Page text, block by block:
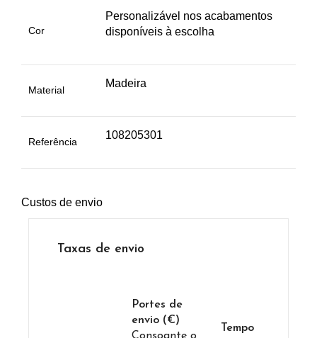
Cor
Personalizável nos acabamentos
disponíveis à escolha
Material
Madeira
Referência
108205301
Custos de envio
Taxas de envio
Portes de
envio (€)
Tempo